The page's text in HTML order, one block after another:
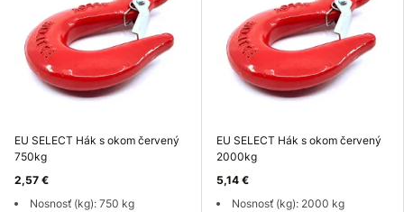
EU SELECT Hák s okom červený
750kg
2,57 €
Nosnosť (kg): 750 kg
EU SELECT Hák s okom červený
2000kg
5,14 €
Nosnosť (kg): 2000 kg